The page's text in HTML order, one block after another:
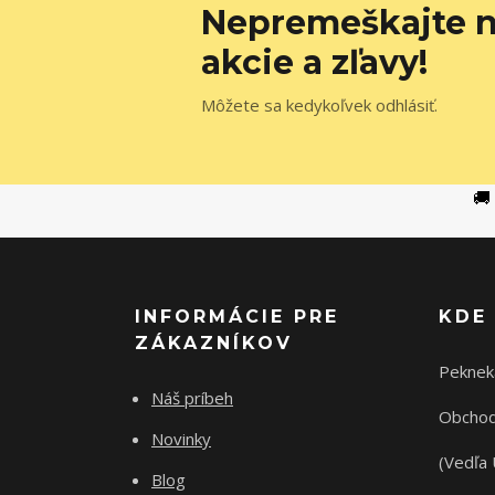
Nepremeškajte
akcie a zľavy!
Môžete sa kedykoľvek odhlásiť.
🚚
INFORMÁCIE PRE
ZÁKAZNÍKOV
Náš príbeh
Novinky
Blog
KDE
(Vedľa